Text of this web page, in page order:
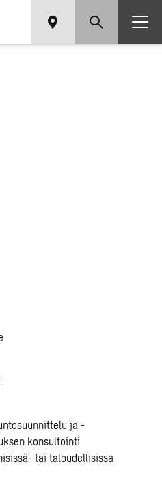
ja -
konsultointi
tai taloudellisissa